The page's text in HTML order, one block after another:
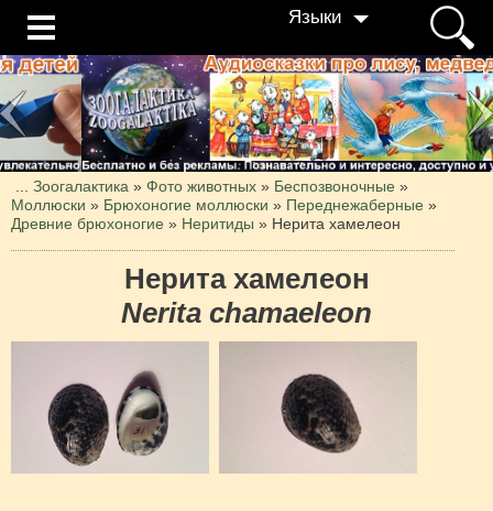
Языки
Зоогалактика » Фото животных » Беспозвоночные »
Моллюски » Брюхоногие моллюски » Переднежаберные »
Древние брюхоногие » Неритиды » Нерита хамелеон
Нерита хамелеон
Nerita chamaeleon